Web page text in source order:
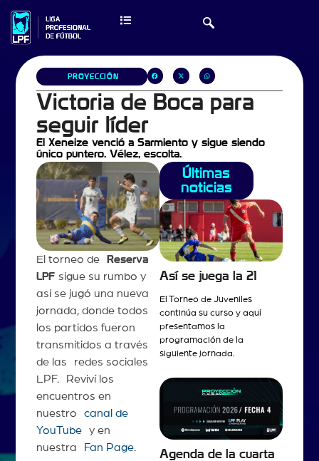
PROYECCIÓN
Victoria de Boca para
seguir líder
El Xeneize venció a Sarmiento y sigue siendo
único puntero. Vélez, escolta.
El torneo de
Reserva
LPF sigue su rumbo y
así se jugó una nueva
jornada, donde todos
los partidos fueron
transmitidos a través
de las redes sociales
LPF. Reviví los
encuentros en
nuestro canal de
YouTubey en
nuestra
Fan Page.
Últimas
noticias
Así se juega la 21
El Torneo de Juveniles
continúa su curso y aquí
presentamos la
programación de la
siguiente jornada.
Agenda de la cuarta